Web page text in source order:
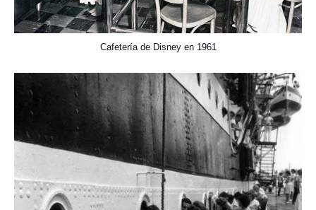
Cafetería de Disney en 1961